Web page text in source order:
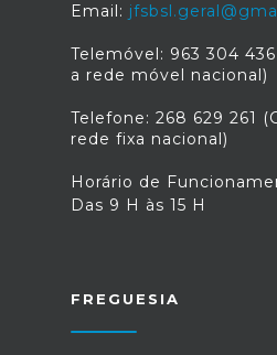
Email:
Telemóvel: 963 304
a rede móvel nacional)
Telefone: 268 629 261
rede fixa nacional)
Horário de
Das 9 H às 15 H
FREGUESIA